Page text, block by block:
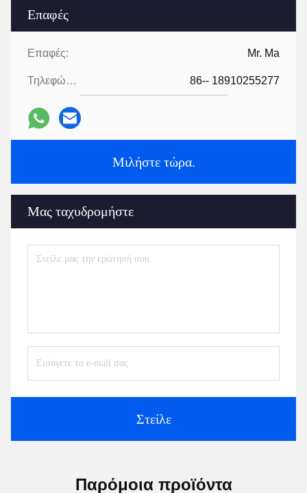
Επαφές
Επαφές: Mr. Ma
Τηλεφώνημα: 86-- 18910255277
Μιλήστε τώρα.
Μας ταχυδρομήστε
Στείλε
Παρόμοια προϊόντα